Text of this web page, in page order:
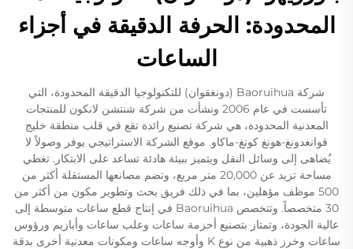
المحدودة: الحرفة الدقيقة في أجزاء
الساعات
شركة Baoruihua (دونغقوان) للتكنولوجيا الدقيقة المحدودة، التي
تأسست في عام 2006 ونشأت من شركة شنتشن لانكون للمنتجات
المعدنية المحدودة، هي شركة تصنيع رائدة تقع في قلب منطقة خليج
قوانغدونغ-هونغ كونغ-ماكاو. موقع الشركة الاستراتيجي يوفر وصولاً لا
يُضاهى إلى وسائل النقل ويتميز ببيئة هادئة تساعد على الابتكار. تغطي
مساحة تزيد عن 20,000 متر مربع، وتضم مصانعها المستقلة أكثر من
500 موظف مؤهلين، بما في ذلك فريق بحث وتطوير مكون من أكثر من
30 متخصصاً. وتتخصص Baoruihua في إنتاج قطع ساعات متوسطة إلى
عالية الجودة، وتمتاز بتصنيع أحزمة ساعات وعلب ساعات وأبازيم ورؤوس
ساعات وخرز ذهبية من نوع K وأوجه ساعات ومكونات معدنية أخرى بدقة